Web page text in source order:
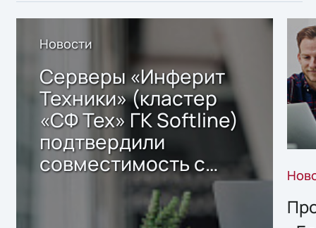
Новости
Серверы «Инферит
Техники» (кластер
«СФ Тех» ГК Softline)
подтвердили
совместимость с
решением Sharx
Storage 2.x для